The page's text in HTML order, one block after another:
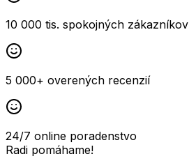
10 000 tis. spokojných zákazníkov
5 000+ overených recenzií
24/7 online poradenstvo
Radi pomáhame!